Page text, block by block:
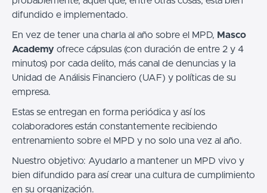
difundido e implementado.
En vez de tener una charla al año sobre el MPD, Masco
Academy ofrece cápsulas (con duración de entre 2 y 4
minutos) por cada delito, más canal de denuncias y la
Unidad de Análisis Financiero (UAF) y políticas de su
empresa.
Estas se entregan en forma periódica y así los
colaboradores están constantemente recibiendo
entrenamiento sobre el MPD y no solo una vez al año.
Nuestro objetivo: Ayudarlo a mantener un MPD vivo y
bien difundido para así crear una cultura de cumplimiento
en su organización.